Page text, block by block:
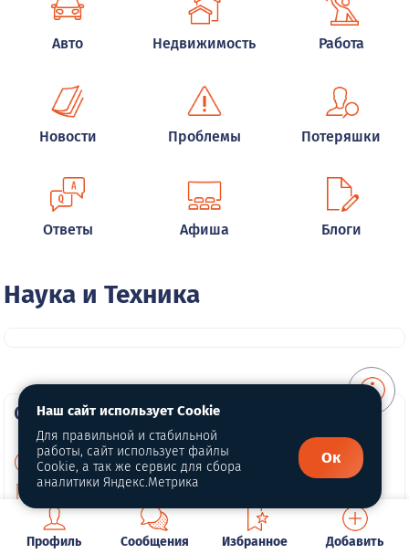
Авто Недвижимость Работа
Новости Проблемы Потеряшки
Ответы Афиша Блоги
Наука и Техника
О портале
О нас
Политика конфиденциальности
Публичная оферта
Профиль Сообщения Избранное Добавить
Наш сайт использует Cookie
Для правильной и стабильной
работы, сайт использует файлы
Cookie, а так же сервис для сбора
аналитики Яндекс.Метрика
Ок